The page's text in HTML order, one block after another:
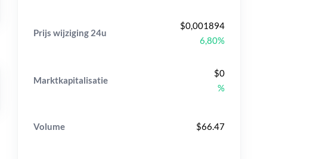
Prijs wijziging 24u
$0,001894
6,80%
Marktkapitalisatie
$0
%
Volume $66.47